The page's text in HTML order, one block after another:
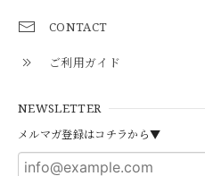
CONTACT
ご利用ガイド
NEWSLETTER
メルマガ登録はコチラから▼